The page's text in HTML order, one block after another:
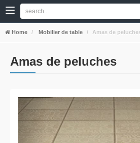
Home Mobilier de table Amas de
Amas de peluches